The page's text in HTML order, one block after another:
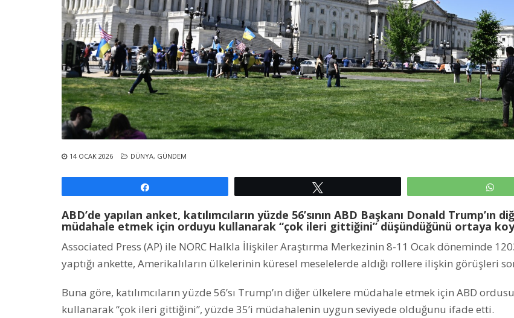
14 OCAK 2026 DÜNYA, GÜNDEM
ABD’de yapılan anket, katılımcıların yüzde 56’sının ABD Başkanı Donald Trump’ın
müdahale etmek için orduyu kullanarak “çok ileri gittiğini” düşündüğünü ortaya
Associated Press (AP) ile NORC Halkla İlişkiler Araştırma Merkezinin 8-11 Ocak döneminde
yaptığı ankette, Amerikalıların ülkelerinin küresel meselelerde aldığı rollere ilişkin görüşleri
Buna göre, katılımcıların yüzde 56’sı Trump’ın diğer ülkelere müdahale etmek için ABD
kullanarak “çok ileri gittiğini”, yüzde 35’i müdahalenin uygun seviyede olduğunu ifade etti.